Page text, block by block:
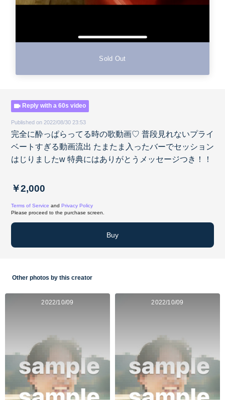
Sold Out
Reply with a 60s video
Published on 2022/08/30 23:53
完全に酔っぱらってる時の歌動画♡ 普段見れないプライ
ベートすぎる動画流出 たまたま入ったバーでセッション
はじりましたw 特典にはありがとうメッセージつき！！
￥2,000
Terms of Service and Privacy Policy
Please proceed to the purchase screen.
Buy
Other photos by this creator
2022/10/09 2022/10/09